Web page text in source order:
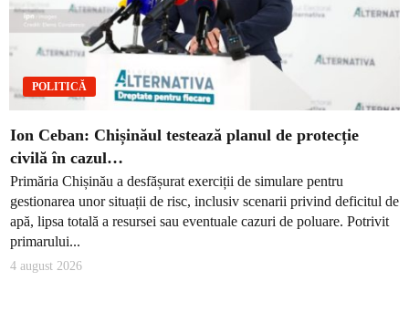
POLITICĂ
Ion Ceban: Chișinăul testează planul de protecție
civilă în cazul…
Primăria Chișinău a desfășurat exerciții de simulare pentru
gestionarea unor situații de risc, inclusiv scenarii privind deficitul de
apă, lipsa totală a resursei sau eventuale cazuri de poluare. Potrivit
primarului...
4 august 2026